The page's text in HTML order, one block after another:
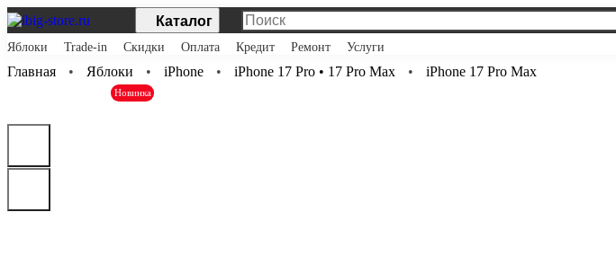
Каталог
Яблоки
Trade-in Скидки Оплата Кредит Ремонт Услуги
Главная Яблоки iPhone iPhone 17 Pro • 17 Pro Max iPhone 17 Pro Max
Новинка